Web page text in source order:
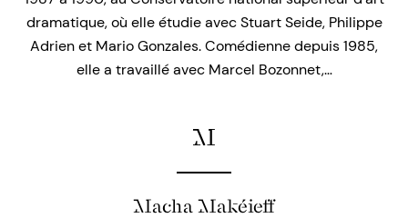
dramatique, où elle étudie avec Stuart Seide, Philippe
Adrien et Mario Gonzales. Comédienne depuis 1985,
elle a travaillé avec Marcel Bozonnet,…
M
Macha Makéieff